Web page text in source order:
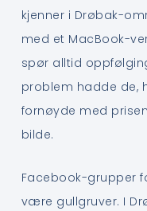
kjenner i Drøbak-
med et MacBook-
spør alltid
problem hadde de,
fornøyde med
bilde.
Facebook-grupper
være gullgruver. I